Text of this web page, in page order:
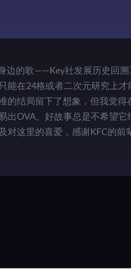
边的歌——Key社发展历史回
能在24格或者二次元研究上
的结局留下了想象，但我觉
出OVA。好故事总是不希望
这里的喜爱，感谢KFC的前